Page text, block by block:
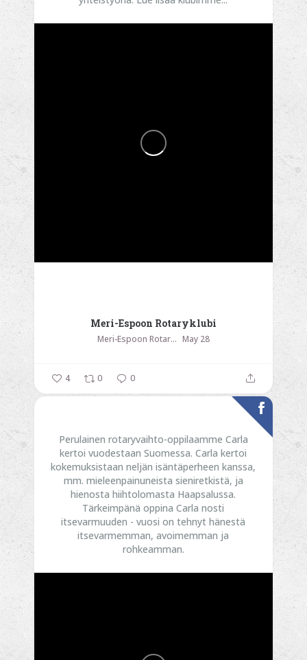
Meri-Espoon Rotaryklubi
Meri-Espoon Rotaryklubi May 28
4 0 0
Perulainen rotaryvaihto-oppilaamme Carla
kertoi vuodestaan Suomessa. Carla kertoi
kokemuksistaan neljän isäntäperheen kanssa,
mm. mieleenpainuneista sieniretkistä, ja
hienosta hiihtolomasta Haapsalussa.
Tärkeimpänä oppina Carla nosti
itsevarmuuden - vuosi on tehnyt hänestä
itsevarmemman, avoimemman ja
rohkeamman.